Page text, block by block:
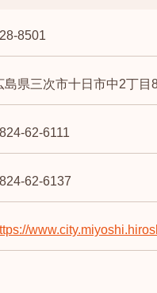
8501
島県三次市十日市中2丁目
62-6111
62-6137